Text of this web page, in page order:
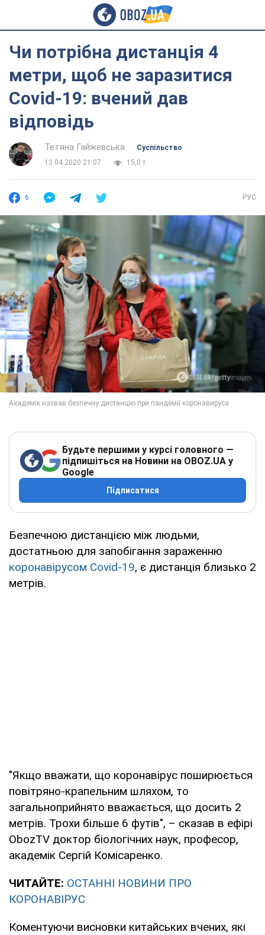
Чи потрібна дистанція 4
метри, щоб не заразитися
Covid-19: вчений дав
відповідь
Тетяна Гайжевська
Суспільство
13.04.2020 21:07
15,0 т.
6 РУС
Будьте першими у курсі головного —
підпишіться на Новини на OBOZ.UA у
Google
Підписатися
Безпечною дистанцією між людьми,
достатньою для запобігання зараженню
коронавірусом Covid-19, є дистанція близько 2
метрів.
"Якщо вважати, що коронавірус поширюється
повітряно-крапельним шляхом, то
загальноприйнято вважається, що досить 2
метрів. Трохи більше 6 футів", – сказав в ефірі
ObozTV доктор біологічних наук, професор,
академік Сергій Комісаренко.
ЧИТАЙТЕ: ОСТАННІ НОВИНИ ПРО
КОРОНАВІРУС
Коментуючи висновки китайських вчених, які